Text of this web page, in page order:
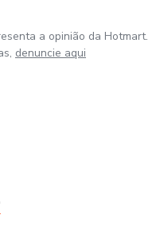
a opinião da Hotmart.
denuncie aqui